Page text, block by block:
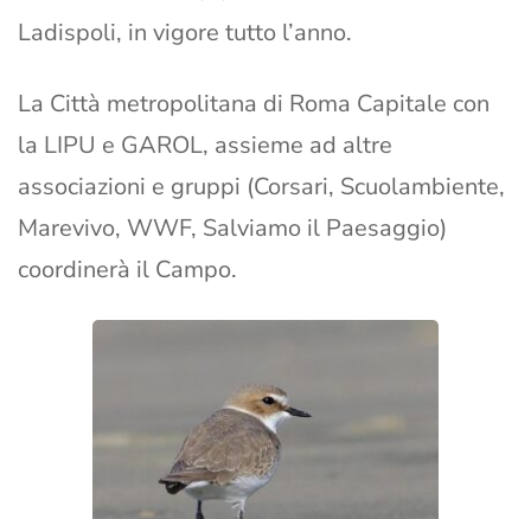
Ladispoli, in vigore tutto l’anno.
La Città metropolitana di Roma Capitale con
la LIPU e GAROL, assieme ad altre
associazioni e gruppi (Corsari, Scuolambiente,
Marevivo, WWF, Salviamo il Paesaggio)
coordinerà il Campo.